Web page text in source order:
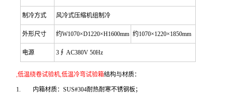
制冷方式 风冷式压缩机组制冷
外形尺寸 约W1070×D1220×H1600mm 约1070×1220×1850mm
电源 3∮ AC380V 50Hz
,低温绕卷试验机,低温冷弯试验箱结构与材质：
1. 内箱材质：SUS#304耐热耐寒不锈钢板；